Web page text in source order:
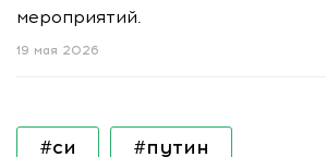
мероприятий.
19 мая 2026
#си #путин